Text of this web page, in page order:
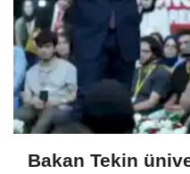
Bakan Tekin